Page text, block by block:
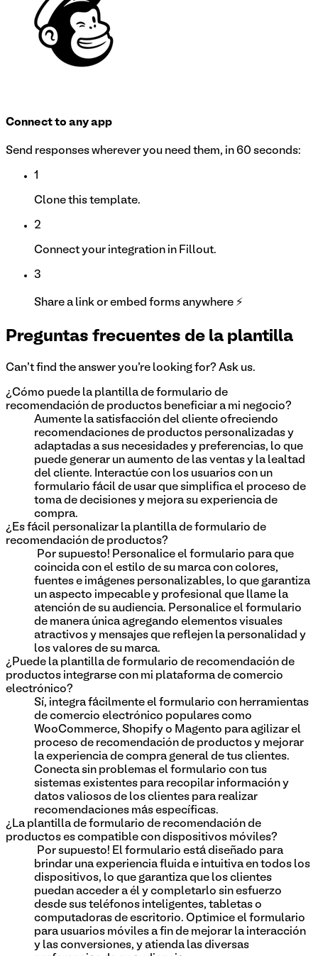
Connect to any app
Send responses wherever you need them, in 60 seconds:
1
Clone this template.
2
Connect your integration in Fillout.
3
Share a link or embed forms anywhere ⚡
Preguntas frecuentes de la plantilla
Can't find the answer you're looking for? Ask us.
¿Cómo puede la plantilla de formulario de
recomendación de productos beneficiar a mi negocio?
Aumente la satisfacción del cliente ofreciendo
recomendaciones de productos personalizadas y
adaptadas a sus necesidades y preferencias, lo que
puede generar un aumento de las ventas y la lealtad
del cliente. Interactúe con los usuarios con un
formulario fácil de usar que simplifica el proceso de
toma de decisiones y mejora su experiencia de
compra.
¿Es fácil personalizar la plantilla de formulario de
recomendación de productos?
¡Por supuesto! Personalice el formulario para que
coincida con el estilo de su marca con colores,
fuentes e imágenes personalizables, lo que garantiza
un aspecto impecable y profesional que llame la
atención de su audiencia. Personalice el formulario
de manera única agregando elementos visuales
atractivos y mensajes que reflejen la personalidad y
los valores de su marca.
¿Puede la plantilla de formulario de recomendación de
productos integrarse con mi plataforma de comercio
electrónico?
Sí, integra fácilmente el formulario con herramientas
de comercio electrónico populares como
WooCommerce, Shopify o Magento para agilizar el
proceso de recomendación de productos y mejorar
la experiencia de compra general de tus clientes.
Conecta sin problemas el formulario con tus
sistemas existentes para recopilar información y
datos valiosos de los clientes para realizar
recomendaciones más específicas.
¿La plantilla de formulario de recomendación de
productos es compatible con dispositivos móviles?
¡Por supuesto! El formulario está diseñado para
brindar una experiencia fluida e intuitiva en todos los
dispositivos, lo que garantiza que los clientes
puedan acceder a él y completarlo sin esfuerzo
desde sus teléfonos inteligentes, tabletas o
computadoras de escritorio. Optimice el formulario
para usuarios móviles a fin de mejorar la interacción
y las conversiones, y atienda las diversas